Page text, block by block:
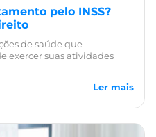
pelo INSS?
de saúde que
exercer suas atividades
Ler mais